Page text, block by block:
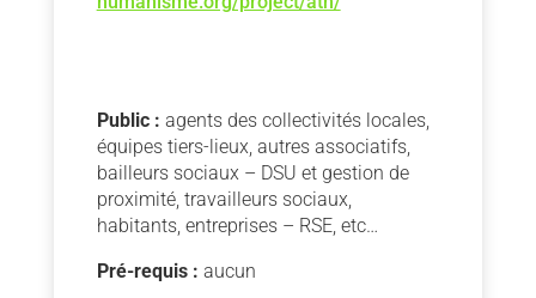
Public : agents des collectivités locales,
équipes tiers-lieux, autres associatifs,
bailleurs sociaux – DSU et gestion de
proximité, travailleurs sociaux,
habitants, entreprises – RSE, etc…
Pré-requis : aucun